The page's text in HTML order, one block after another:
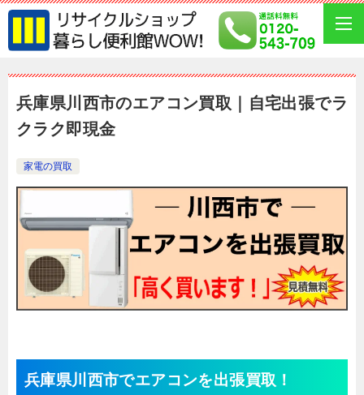
兵庫県川西市のエアコン買取｜自宅出張でラ
クラク即現金
家電の買取
兵庫県川西市でエアコンを出張買取！